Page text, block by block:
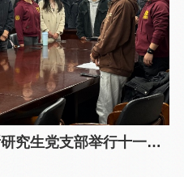
究生党支部举行十一月